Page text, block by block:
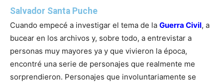
Salvador Santa Puche
Cuando empecé a investigar el tema de la Guerra Civil, a
bucear en los archivos y, sobre todo, a entrevistar a
personas muy mayores ya y que vivieron la época,
encontré una serie de personajes que realmente me
sorprendieron. Personajes que involuntariamente se